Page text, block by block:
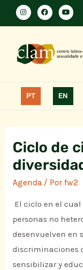
PT EN
Ciclo de
Agenda / Porfw2
El ciclo en el
personas no
desenvuelven en
discriminaciones
sensibilizar y